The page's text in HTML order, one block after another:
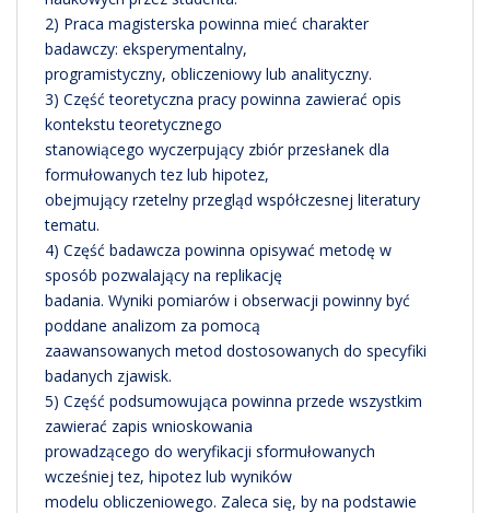
2) Praca magisterska powinna mieć charakter
badawczy: eksperymentalny,
programistyczny, obliczeniowy lub analityczny.
3) Część teoretyczna pracy powinna zawierać opis
kontekstu teoretycznego
stanowiącego wyczerpujący zbiór przesłanek dla
formułowanych tez lub hipotez,
obejmujący rzetelny przegląd współczesnej literatury
tematu.
4) Część badawcza powinna opisywać metodę w
sposób pozwalający na replikację
badania. Wyniki pomiarów i obserwacji powinny być
poddane analizom za pomocą
zaawansowanych metod dostosowanych do specyfiki
badanych zjawisk.
5) Część podsumowująca powinna przede wszystkim
zawierać zapis wnioskowania
prowadzącego do weryfikacji sformułowanych
wcześniej tez, hipotez lub wyników
modelu obliczeniowego. Zaleca się, by na podstawie